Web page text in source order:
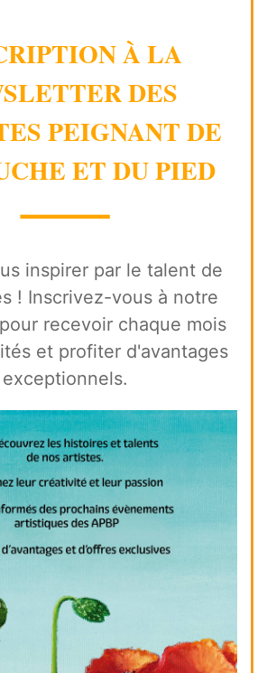
À LA
DES
PEIGNANT DE
ET DU PIED
⸻
inspirer par le talent de
! Inscrivez-vous à notre
recevoir chaque mois
et profiter d'avantages
exceptionnels.